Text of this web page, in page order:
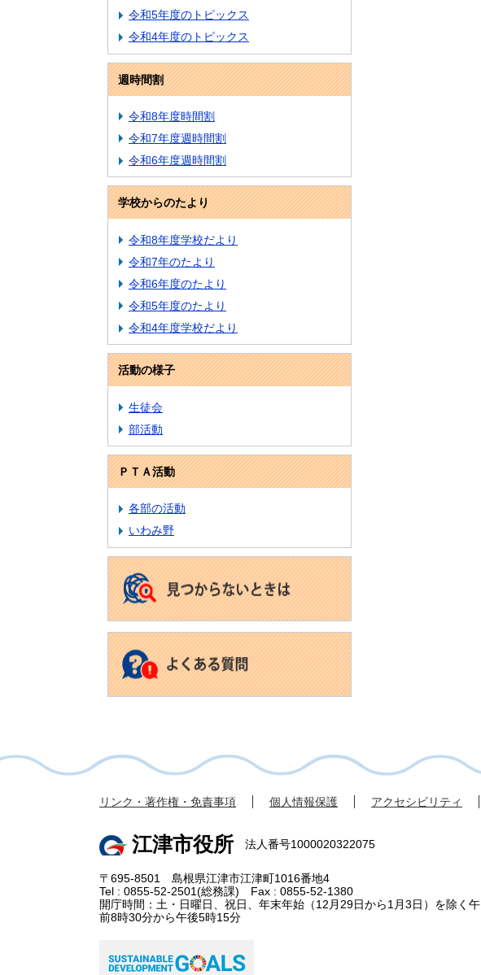
令和5年度のトピックス
令和4年度のトピックス
週時間割
令和8年度時間割
令和7年度週時間割
令和6年度週時間割
学校からのたより
令和8年度学校だより
令和7年のたより
令和6年度のたより
令和5年度のたより
令和4年度学校だより
活動の様子
生徒会
部活動
ＰＴＡ活動
各部の活動
いわみ野
リンク・著作権・免責事項 個人情報保護 アクセシビリティ
江津市役所 法人番号1000020322075
〒695-8501 島根県江津市江津町1016番地4
Tel : 0855-52-2501(総務課) Fax : 0855-52-1380
開庁時間：土・日曜日、祝日、年末年始（12月29日から1月3日）を除く午
前8時30分から午後5時15分